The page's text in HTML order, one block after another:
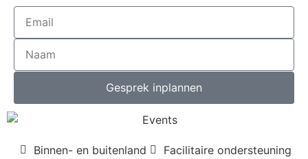
Gesprek inplannen
Binnen- en buitenland
Facilitaire ondersteuning